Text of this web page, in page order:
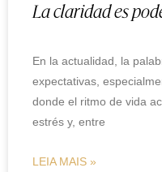
La claridad es
En la actualidad, la
expectativas,
donde el ritmo de vida
estrés y, entre
LEIA MAIS »